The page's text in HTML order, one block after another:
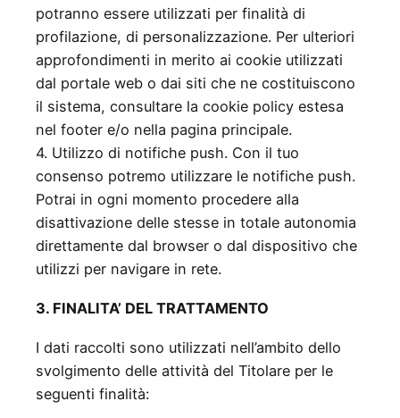
potranno essere utilizzati per finalità di
profilazione, di personalizzazione. Per ulteriori
approfondimenti in merito ai cookie utilizzati
dal portale web o dai siti che ne costituiscono
il sistema, consultare la cookie policy estesa
nel footer e/o nella pagina principale.
4. Utilizzo di notifiche push. Con il tuo
consenso potremo utilizzare le notifiche push.
Potrai in ogni momento procedere alla
disattivazione delle stesse in totale autonomia
direttamente dal browser o dal dispositivo che
utilizzi per navigare in rete.
3. FINALITA’ DEL TRATTAMENTO
I dati raccolti sono utilizzati nell’ambito dello
svolgimento delle attività del Titolare per le
seguenti finalità: